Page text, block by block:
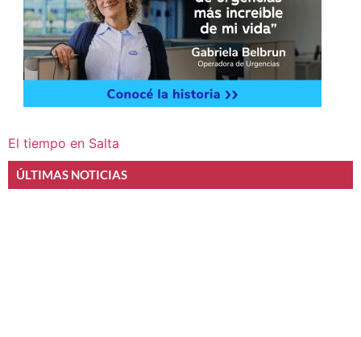
El tiempo en Salta
ÚLTIMAS NOTICIAS